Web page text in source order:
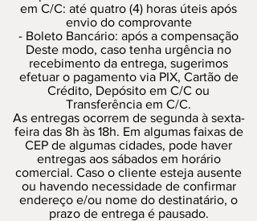
em C/C: até quatro (4) horas úteis após
envio do comprovante
- Boleto Bancário: após a compensação
Deste modo, caso tenha urgência no
recebimento da entrega, sugerimos
efetuar o pagamento via PIX, Cartão de
Crédito, Depósito em C/C ou
Transferência em C/C.
As entregas ocorrem de segunda à sexta-
feira das 8h às 18h. Em algumas faixas de
CEP de algumas cidades, pode haver
entregas aos sábados em horário
comercial. Caso o cliente esteja ausente
ou havendo necessidade de confirmar
endereço e/ou nome do destinatário, o
prazo de entrega é pausado.